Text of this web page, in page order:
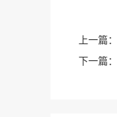
上一篇：
下一篇：